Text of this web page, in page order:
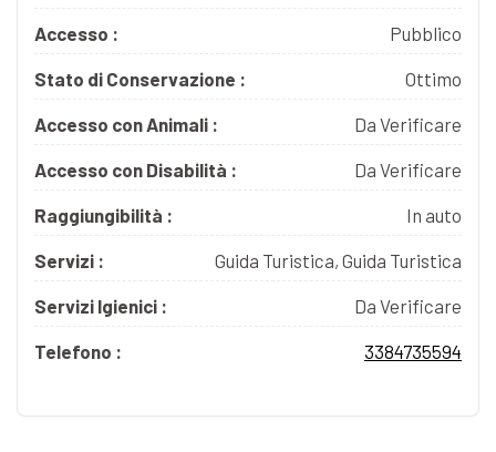
Accesso : Pubblico
Stato di Conservazione : Ottimo
Accesso con Animali : Da Verificare
Accesso con Disabilità : Da Verificare
Raggiungibilità : In auto
Servizi : Guida Turistica, Guida Turistica
Servizi Igienici : Da Verificare
Telefono : 3384735594